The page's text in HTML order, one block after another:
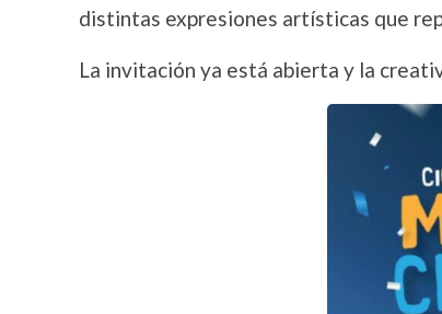
distintas expresiones artísticas que
La invitación ya está abierta y la